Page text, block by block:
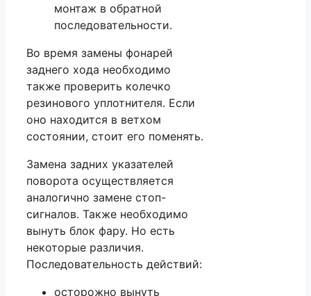
монтаж в обратной
последовательности.
Во время замены фонарей
заднего хода необходимо
также проверить колечко
резинового уплотнителя. Если
оно находится в ветхом
состоянии, стоит его поменять.
Замена задних указателей
поворота осуществляется
аналогично замене стоп-
сигналов. Также необходимо
вынуть блок фару. Но есть
некоторые различия.
Последовательность действий:
осторожно вынуть